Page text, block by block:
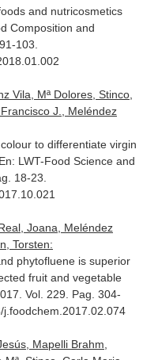
and nutricosmetics
Composition and
103.
Vila, Mª Dolores, Stinco,
J., Meléndez
to differentiate virgin
En: LWT-Food Science and
18-23.
Joana, Meléndez
Torsten:
phytofluene is superior
fruit and vegetable
Vol. 229. Pag. 304-
Mapelli Brahm,